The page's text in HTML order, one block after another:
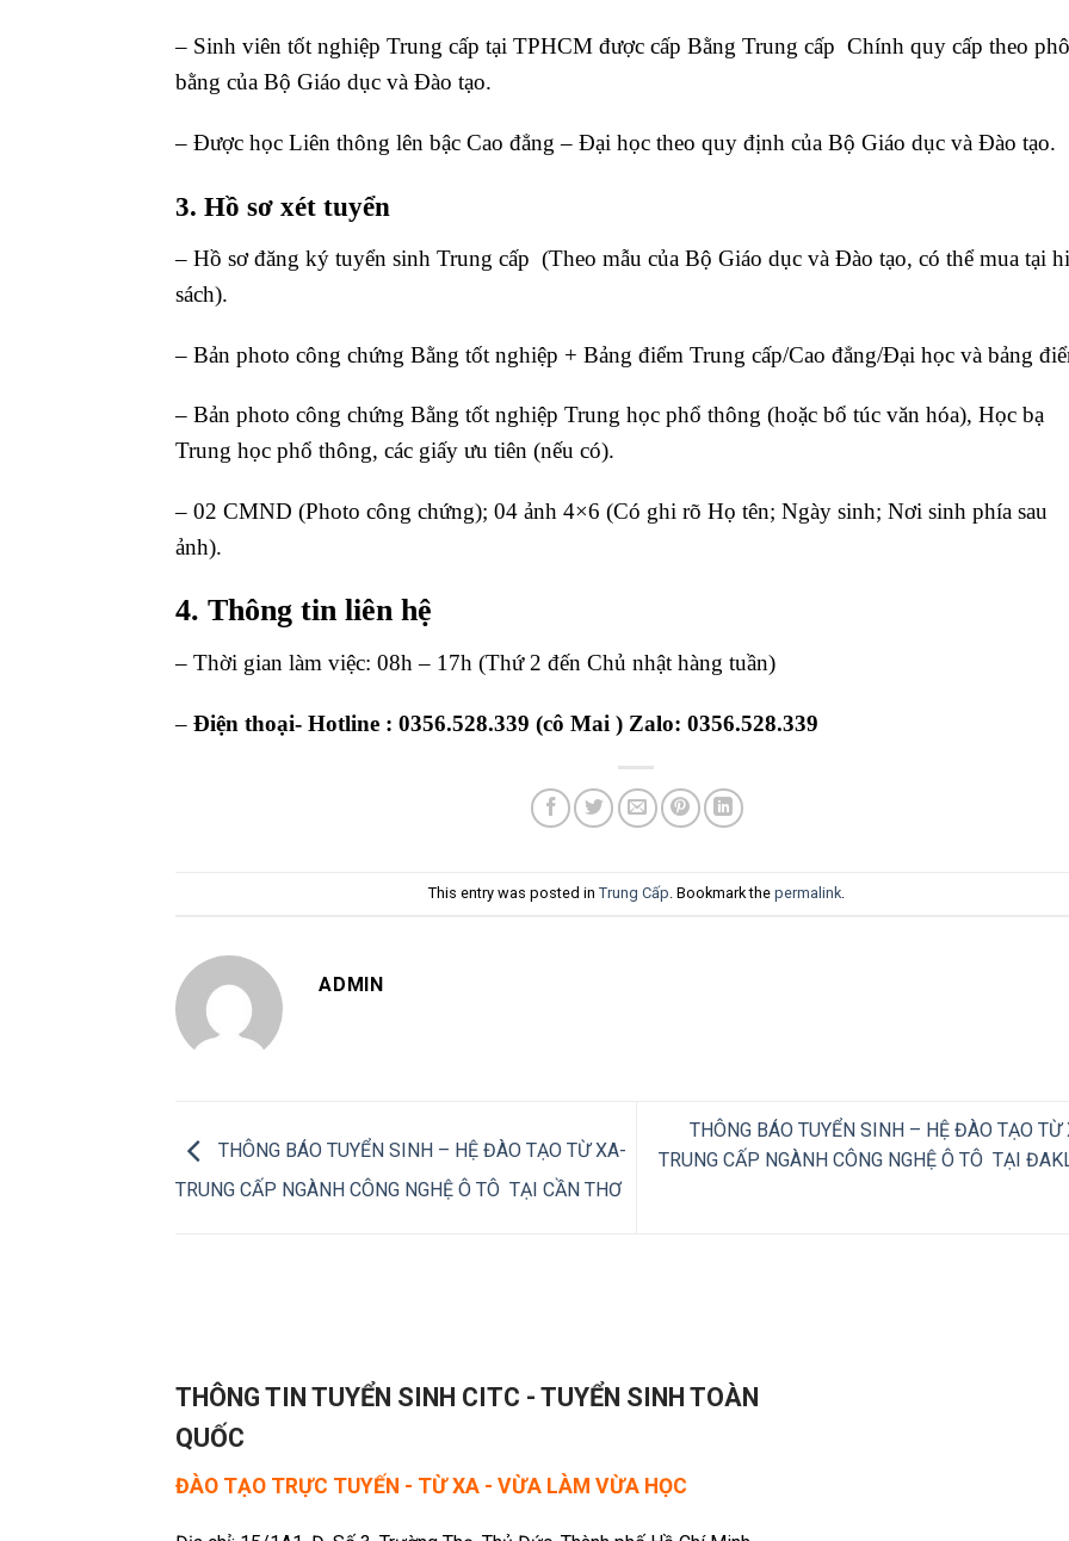
– Sinh viên tốt nghiệp Trung cấp tại TPHCM được cấp Bằng Trung cấp Chính quy cấp theo
bằng của Bộ Giáo dục và Đào tạo.
– Được học Liên thông lên bậc Cao đẳng – Đại học theo quy định của Bộ Giáo dục và Đào tạo.
3. Hồ sơ xét tuyển
– Hồ sơ đăng ký tuyển sinh Trung cấp (Theo mẫu của Bộ Giáo dục và Đào tạo, có thể mua tại
sách).
– Bản photo công chứng Bằng tốt nghiệp + Bảng điểm Trung cấp/Cao đẳng/Đại học và bảng
– Bản photo công chứng Bằng tốt nghiệp Trung học phổ thông (hoặc bổ túc văn hóa), Học bạ
Trung học phổ thông, các giấy ưu tiên (nếu có).
– 02 CMND (Photo công chứng); 04 ảnh 4×6 (Có ghi rõ Họ tên; Ngày sinh; Nơi sinh phía sau
ảnh).
4. Thông tin liên hệ
– Thời gian làm việc: 08h – 17h (Thứ 2 đến Chủ nhật hàng tuần)
– Điện thoại- Hotline : 0356.528.339 (cô Mai ) Zalo: 0356.528.339
This entry was posted in Trung Cấp . Bookmark the permalink.
ADMIN
THÔNG BÁO TUYỂN SINH – HỆ ĐÀO TẠO TỪ XA-
TRUNG CẤP NGÀNH CÔNG NGHỆ Ô TÔ TẠI CẦN THƠ
THÔNG BÁO TUYỂN SINH – HỆ ĐÀO TẠO TỪ
TRUNG CẤP NGÀNH CÔNG NGHỆ Ô TÔ TẠI
THÔNG TIN TUYỂN SINH CITC - TUYỂN SINH TOÀN
QUỐC
ĐÀO TẠO TRỰC TUYẾN - TỪ XA - VỪA LÀM VỪA HỌC